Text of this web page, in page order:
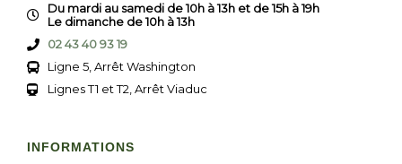
Du mardi au samedi de 10h à 13h et de 15h à 19h
Le dimanche de 10h à 13h
02 43 40 93 19
Ligne 5, Arrêt Washington
Lignes T1 et T2, Arrêt Viaduc
INFORMATIONS